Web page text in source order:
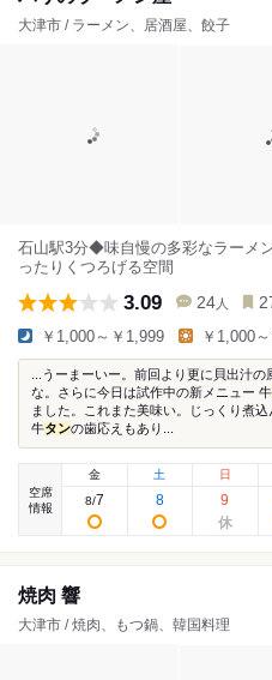
大津市 / ラーメン、居酒屋、餃子
石山駅3分◆味自慢の多彩なラーメ
ったりくつろげる空間
3.09 24 人
￥1,000～￥1,999 ￥1,000
...うーまーいー。前回より更に貝出汁
な。さらに今日は試作中の新メニュー 牛
ました。これまた美味い。じっくり煮
牛タンの歯応えもあり...
空席
情報
金
8/7
土
8
日
9
焼肉 響
大津市 / 焼肉、もつ鍋、韓国料理